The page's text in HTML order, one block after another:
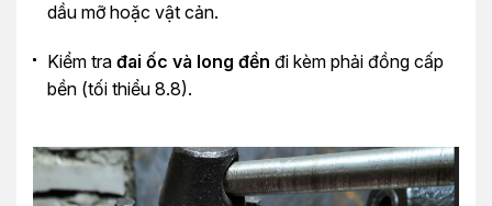
dầu mỡ hoặc vật cản.
Kiểm tra đai ốc và long đền đi kèm phải đồng cấp
bền (tối thiểu 8.8).